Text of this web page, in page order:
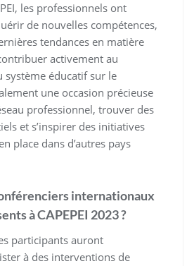
les professionnels ont
de nouvelles compétences,
tendances en matière
activement au
système éducatif sur le
une occasion précieuse
professionnel, trouver des
et s’inspirer des initiatives
place dans d’autres pays
internationaux
à CAPEPEI 2023 ?
participants auront
à des interventions de